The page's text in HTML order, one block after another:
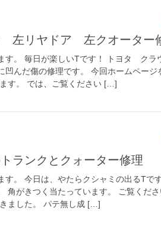
左リヤドア 左クオーター
す。 毎日が楽しいTです！ トヨタ ク
凹んだ傷の修理です。 今回ホームページ
す。 では、ご覧ください […]
ランクとクォーター修理
す。 今日は、やたらクシャミの出るTで
角がきつく当たっています。 ご覧くだ
ました。 パテ無し成 […]